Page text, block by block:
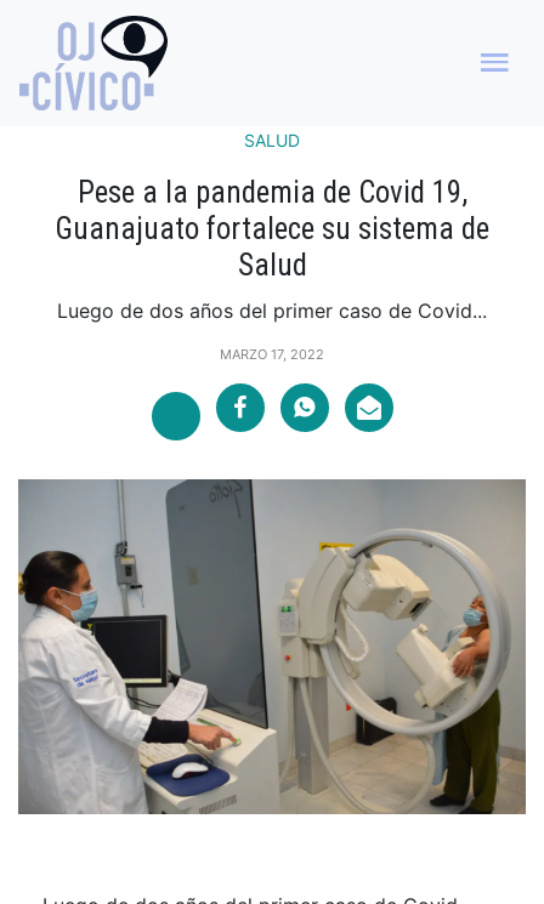
SALUD
Pese a la pandemia de Covid 19,
Guanajuato fortalece su sistema de
Salud
Luego de dos años del primer caso de Covid...
MARZO 17, 2022